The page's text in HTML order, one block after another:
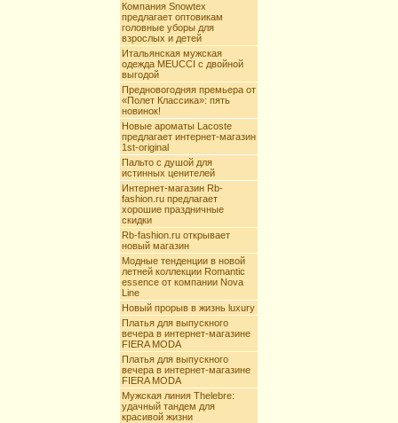
Компания Snowtex
предлагает оптовикам
головные уборы для
взрослых и детей
Итальянская мужская
одежда MEUCCI с двойной
выгодой
Предновогодняя премьера от
«Полет Классика»: пять
новинок!
Новые ароматы Lacoste
предлагает интернет-магазин
1st-original
Пальто с душой для
истинных ценителей
Интернет-магазин Rb-
fashion.ru предлагает
хорошие праздничные
скидки
Rb-fashion.ru открывает
новый магазин
Модные тенденции в новой
летней коллекции Romantic
essence от компании Nova
Line
Новый прорыв в жизнь luxury
Платья для выпускного
вечера в интернет-магазине
FIERA MODA
Платья для выпускного
вечера в интернет-магазине
FIERA MODA
Мужская линия Thelebre:
удачный тандем для
красивой жизни